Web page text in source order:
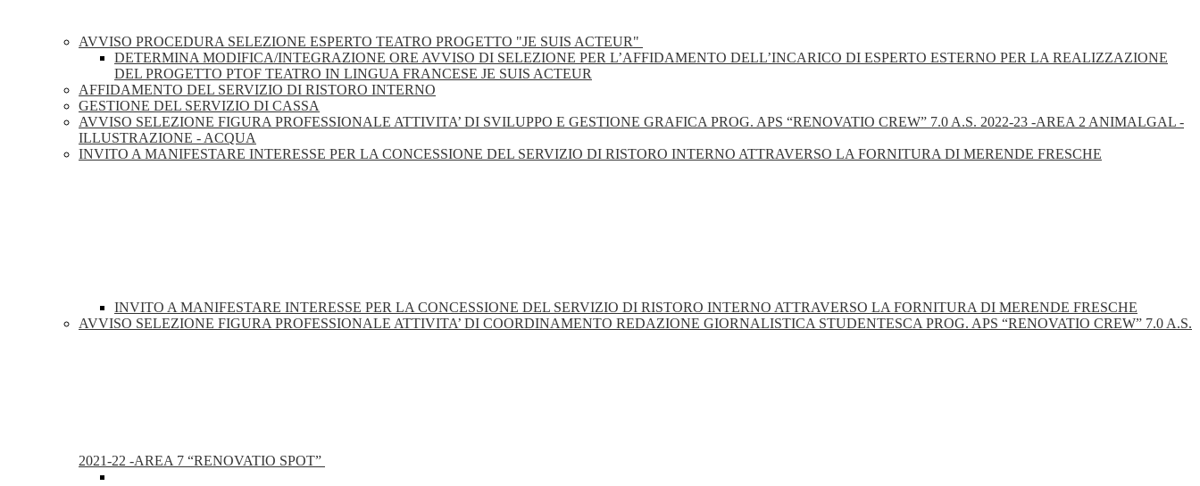
AVVISO PROCEDURA SELEZIONE ESPERTO TEATRO PROGETTO "JE SUIS ACTEUR"
DETERMINA MODIFICA/INTEGRAZIONE ORE AVVISO DI SELEZIONE PER L’AFFIDAMENTO DELL’INCARICO DI ESPERTO ESTERNO PER LA REALIZZAZIONE
DEL PROGETTO PTOF TEATRO IN LINGUA FRANCESE JE SUIS ACTEUR
AFFIDAMENTO DEL SERVIZIO DI RISTORO INTERNO
GESTIONE DEL SERVIZIO DI CASSA
AVVISO SELEZIONE FIGURA PROFESSIONALE ATTIVITA’ DI SVILUPPO E GESTIONE GRAFICA PROG. APS “RENOVATIO CREW” 7.0 A.S. 2022-23 -AREA 2 ANIMALGAL -
ILLUSTRAZIONE - ACQUA
INVITO A MANIFESTARE INTERESSE PER LA CONCESSIONE DEL SERVIZIO DI RISTORO INTERNO ATTRAVERSO LA FORNITURA DI MERENDE FRESCHE
INVITO A MANIFESTARE INTERESSE PER LA CONCESSIONE DEL SERVIZIO DI RISTORO INTERNO ATTRAVERSO LA FORNITURA DI MERENDE FRESCHE
AVVISO SELEZIONE FIGURA PROFESSIONALE ATTIVITA’ DI COORDINAMENTO REDAZIONE GIORNALISTICA STUDENTESCA PROG. APS “RENOVATIO CREW” 7.0 A.S.
2021-22 -AREA 7 “RENOVATIO SPOT”